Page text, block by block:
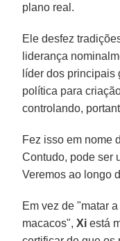
plano real.
Ele desfez
liderança
líder dos
política para
controlando,
Fez isso em nome
Contudo, pode ser
Veremos ao longo
Em vez de "matar
macacos",Xi está